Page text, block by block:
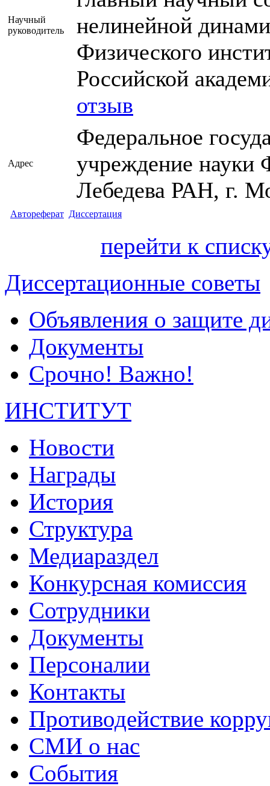
Научный
руководитель
нелинейной
Физического
Российской
отзыв
Адрес
Федеральное
учреждение науки
Лебедева РАН, г.
Автореферат Диссертация
перейти к
Диссертационные советы
Объявления о защите
Документы
Срочно! Важно!
ИНСТИТУТ
Новости
Награды
История
Структура
Медиараздел
Конкурсная комиссия
Сотрудники
Документы
Персоналии
Контакты
Противодействие
СМИ о нас
События